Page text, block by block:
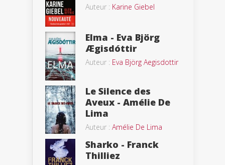
Auteur : Karine Giebel
Elma - Eva Björg
Ægisdóttir
Auteur : Eva Björg Aegisdottir
Le Silence des
Aveux - Amélie De
Lima
Auteur : Amélie De Lima
Sharko - Franck
Thilliez